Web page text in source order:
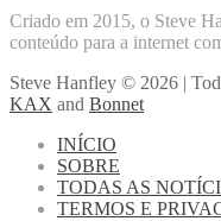
Criado em 2015, o Steve
conteúdo para a internet
Steve Hanfley © 2026 |
KAX and Bonnet
INÍCIO
SOBRE
TODAS AS
TERMOS E